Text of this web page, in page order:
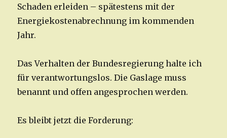
Schaden erleiden – spätestens mit der
Energiekostenabrechnung im kommenden
Jahr.
Das Verhalten der Bundesregierung halte ich
für verantwortungslos. Die Gaslage muss
benannt und offen angesprochen werden.
Es bleibt jetzt die Forderung: